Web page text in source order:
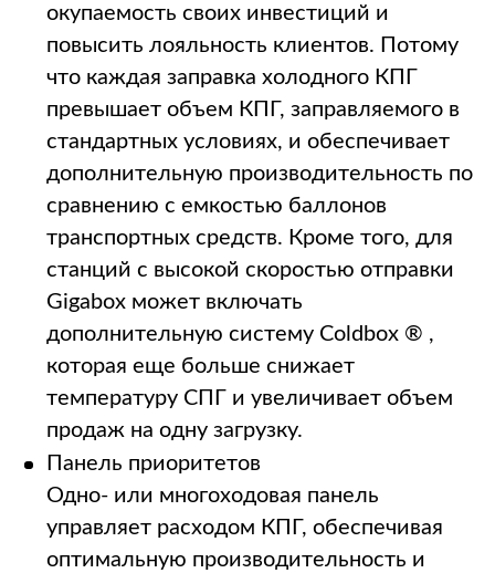
окупаемость своих инвестиций и
повысить лояльность клиентов. Потому
что каждая заправка холодного КПГ
превышает объем КПГ, заправляемого в
стандартных условиях, и обеспечивает
дополнительную производительность по
сравнению с емкостью баллонов
транспортных средств. Кроме того, для
станций с высокой скоростью отправки
Gigabox может включать
дополнительную систему Coldbox ® ,
которая еще больше снижает
температуру СПГ и увеличивает объем
продаж на одну загрузку.
Панель приоритетов
Одно- или многоходовая панель
управляет расходом КПГ, обеспечивая
оптимальную производительность и